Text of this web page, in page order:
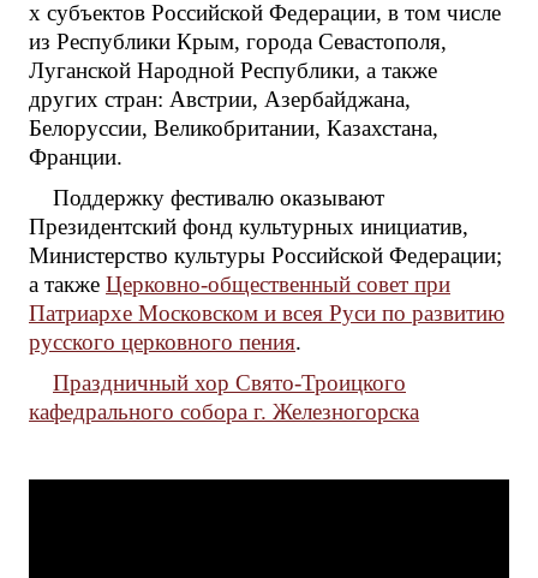
х субъектов Российской Федерации, в том числе
из Республики Крым, города Севастополя,
Луганской Народной Республики, а также
других стран: Австрии, Азербайджана,
Белоруссии, Великобритании, Казахстана,
Франции.
Поддержку фестивалю оказывают
Президентский фонд культурных инициатив,
Министерство культуры Российской Федерации;
а также Церковно-общественный совет при
Патриархе Московском и всея Руси по развитию
русского церковного пения.
Праздничный хор Свято-Троицкого
кафедрального собора г. Железногорска